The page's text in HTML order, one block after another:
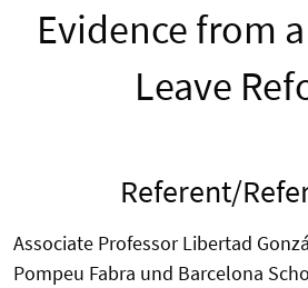
Evidence from
Leave
Referent/
Associate Professor Libertad
Pompeu Fabra und Barcelona